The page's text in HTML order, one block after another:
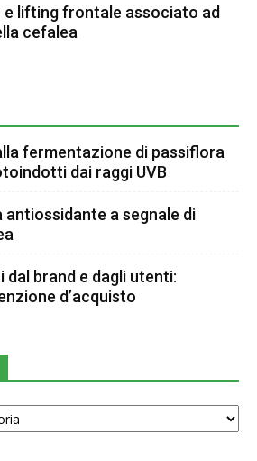
e lifting frontale associato ad
cefalea
fermentazione di passiflora
dai raggi UVB
antiossidante a segnale di
brand e dagli utenti:
d’acquisto